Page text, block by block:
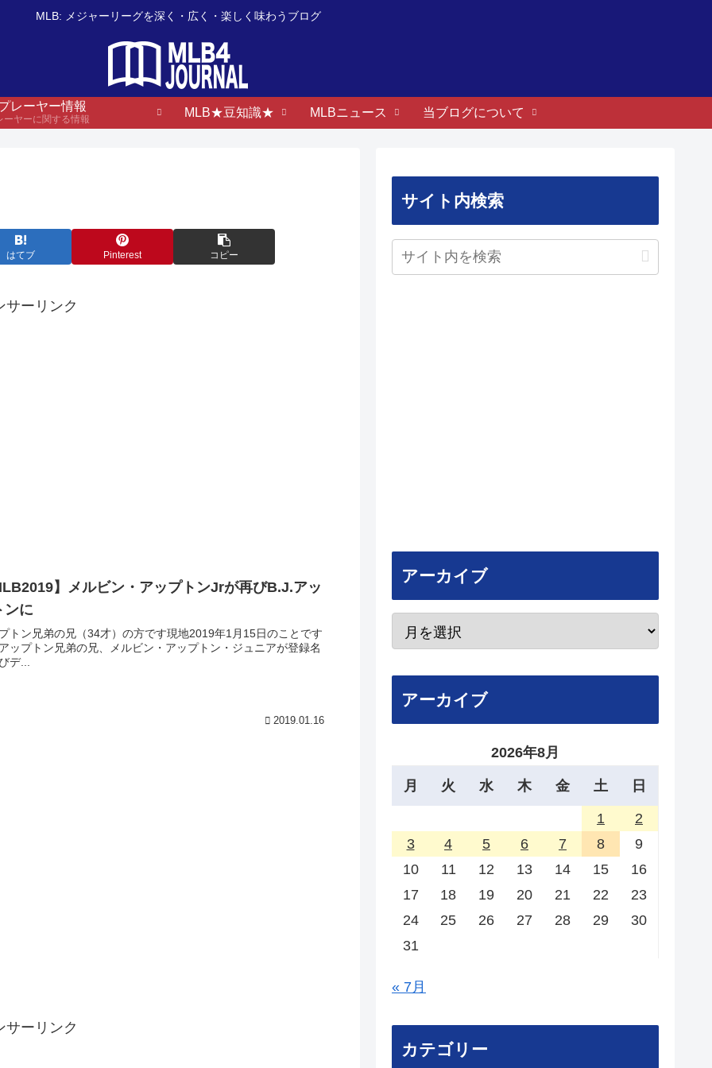
MLB: メジャーリーグを深く・広く・楽しく味わうブログ
レーヤー情報
ーヤーに関する情報
MLB★豆知識★ MLBニュース 当ブログについて
はてブ Pinterest コピー
サーリンク
】メルビン・アップトンJrが再びB.J.アッ
ンに
トン兄弟の兄（34才）の方です現地2019年1月15日のことです
ップトン兄弟の兄、メルビン・アップトン・ジュニアが登録名
デ...
2019.01.16
サーリンク
サイト内検索
アーカイブ
アーカイブ
2026年8月
月 火 水 木 金 土 日
1
2
3
4 5 6 7 8
9
10
11 12 13 14 15
16
17
18 19 20 21 22
23
24
25 26 27 28 29
30
31
« 7月
カテゴリー